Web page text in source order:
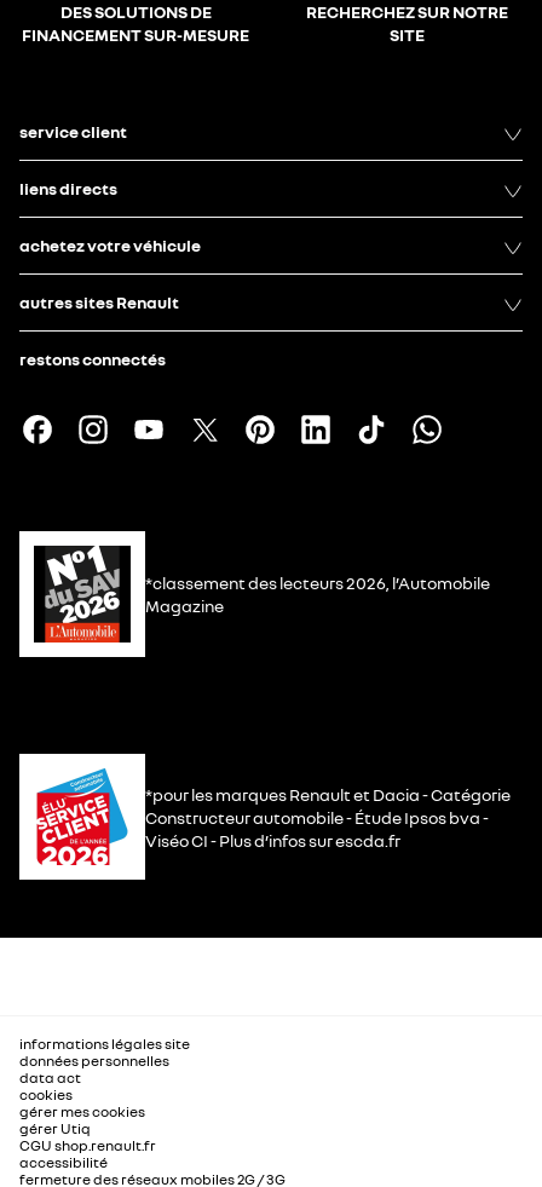
DES SOLUTIONS DE
FINANCEMENT SUR-MESURE
RECHERCHEZ SUR NOTRE
SITE
service client
liens directs
achetez votre véhicule
autres sites Renault
restons connectés
*classement des lecteurs 2026, l’Automobile
Magazine
*pour les marques Renault et Dacia - Catégorie
Constructeur automobile - Étude Ipsos bva -
Viséo CI - Plus d’infos sur escda.fr
informations légales site
données personnelles
data act
cookies
gérer mes cookies
gérer Utiq
CGU shop.renault.fr
accessibilité
fermeture des réseaux mobiles 2G / 3G